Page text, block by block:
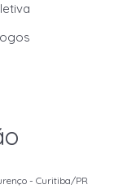
- Curitiba/PR